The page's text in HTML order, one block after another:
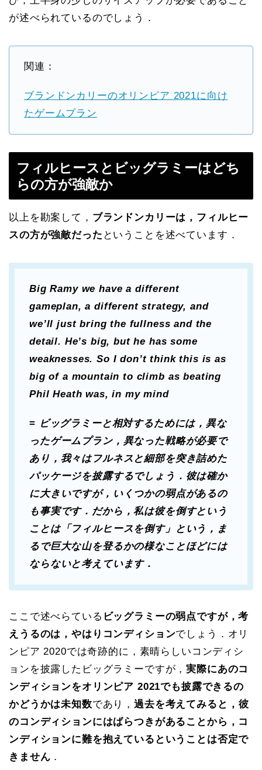
が述べられているのでしょう．
関連：
ブランドンカリーのオリンピア 2021に向け
たゲームプラン
フィルヒースとビッグラミーはどち
らの方が強敵か
以上を勘案して， ブランドンカリーは，フィルヒー
スの方が強敵だった ということを述べています．
Big Ramy we have a different
gameplan, a different strategy, and
we’ll just bring the fullness and the
detail. He’s big, but he has some
weaknesses. So I don’t think this is as
big of a mountain to climb as beating
Phil Heath was, in my mind
= ビッグラミーと相対するためには，異な
ったゲームプラン，異なった戦略が必要で
あり，我々はフルネスと細部を突き詰めた
パッケージを披露するでしょう．彼は確か
に大きいですが，いくつかの弱点があるの
も事実です．だから，私は彼を倒すという
ことは「フィルヒースを倒す」という，ま
るで巨大な山を登るかの様なことほどには
ならないと考えています．
ここで述べらている ビッグラミーの弱点ですが，考
えうるのは，やはりコンディションでしょう．オリ
ンピア 2020では奇跡的に，素晴らしいコンディシ
ョンを披露したビッグラミーですが，実際にあのコ
ンディションをオリンピア 2021でも披露できるの
かどうかは未知数であり，過去を考えてみると，彼
のコンディションにはばらつきがあることから，コ
ンディションに難を抱えているということは否定で
きません ．